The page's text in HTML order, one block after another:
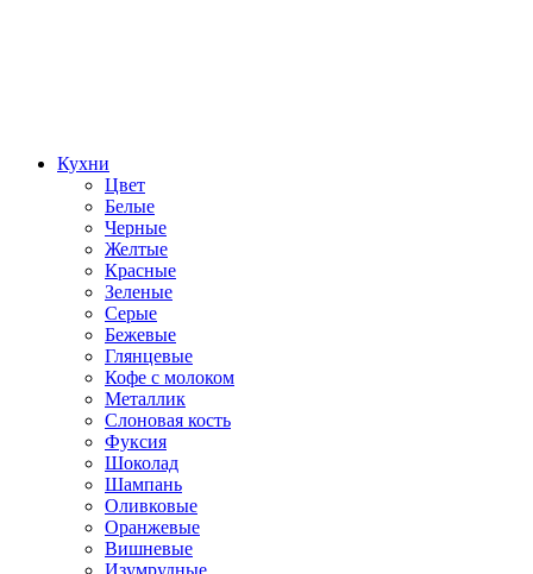
Кухни
Цвет
Белые
Черные
Желтые
Красные
Зеленые
Серые
Бежевые
Глянцевые
Кофе с молоком
Металлик
Слоновая кость
Фуксия
Шоколад
Шампань
Оливковые
Оранжевые
Вишневые
Изумрудные